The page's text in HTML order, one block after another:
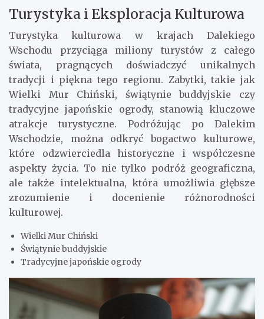
Turystyka i Eksploracja Kulturowa
Turystyka kulturowa w krajach Dalekiego
Wschodu przyciąga miliony turystów z całego
świata, pragnących doświadczyć unikalnych
tradycji i piękna tego regionu. Zabytki, takie jak
Wielki Mur Chiński, świątynie buddyjskie czy
tradycyjne japońskie ogrody, stanowią kluczowe
atrakcje turystyczne. Podróżując po Dalekim
Wschodzie, można odkryć bogactwo kulturowe,
które odzwierciedla historyczne i współczesne
aspekty życia. To nie tylko podróż geograficzna,
ale także intelektualna, która umożliwia głębsze
zrozumienie i docenienie różnorodności
kulturowej.
Wielki Mur Chiński
Świątynie buddyjskie
Tradycyjne japońskie ogrody